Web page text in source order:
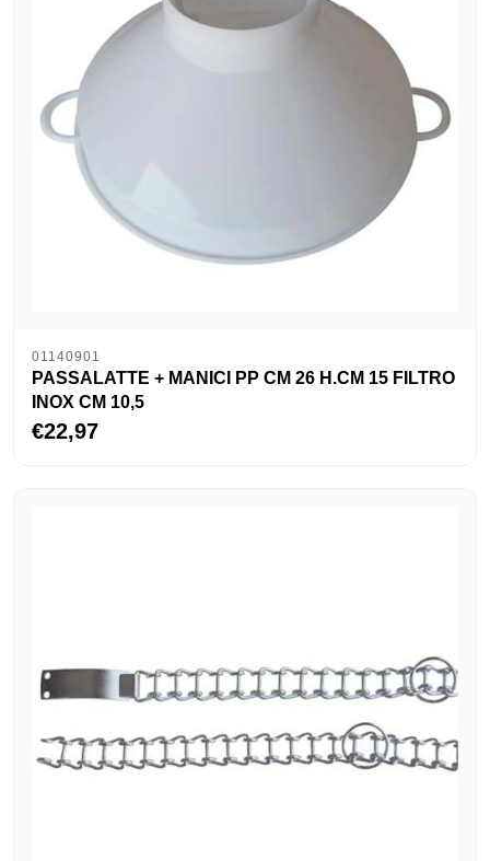
01140901
PASSALATTE + MANICI PP CM 26 H.CM 15 FILTRO
INOX CM 10,5
€22,97